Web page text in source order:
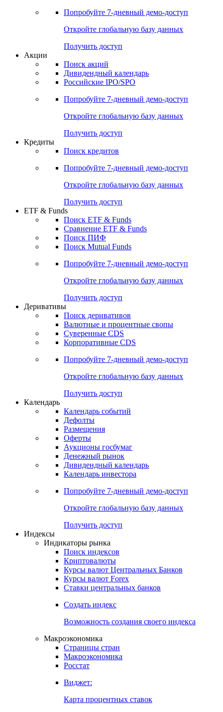
Попробуйте 7-дневный демо-доступ
Откройте глобальную базу данных
Получить доступ
Акции
Поиск акций
Дивидендный календарь
Российские IPO/SPO
Попробуйте 7-дневный демо-доступ
Откройте глобальную базу данных
Получить доступ
Кредиты
Поиск кредитов
Попробуйте 7-дневный демо-доступ
Откройте глобальную базу данных
Получить доступ
ETF & Funds
Поиск ETF & Funds
Сравнение ETF & Funds
Поиск ПИФ
Поиск Mutual Funds
Попробуйте 7-дневный демо-доступ
Откройте глобальную базу данных
Получить доступ
Деривативы
Поиск деривативов
Валютные и процентные свопы
Суверенные CDS
Корпоративные CDS
Попробуйте 7-дневный демо-доступ
Откройте глобальную базу данных
Получить доступ
Календарь
Календарь событий
Дефолты
Размещения
Оферты
Аукционы госбумаг
Денежный рынок
Дивидендный календарь
Календарь инвестора
Попробуйте 7-дневный демо-доступ
Откройте глобальную базу данных
Получить доступ
Индексы
Индикаторы рынка
Поиск индексов
Криптовалюты
Курсы валют Центральных Банков
Курсы валют Forex
Ставки центральных банков
Создать индекс
Возможность создания своего индекса
Макроэкономика
Страницы стран
Макроэкономика
Росстат
Виджет:
Карта процентных ставок